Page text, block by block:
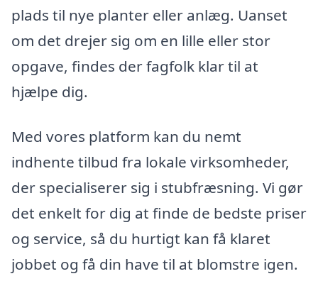
plads til nye planter eller anlæg. Uanset
om det drejer sig om en lille eller stor
opgave, findes der fagfolk klar til at
hjælpe dig.
Med vores platform kan du nemt
indhente tilbud fra lokale virksomheder,
der specialiserer sig i stubfræsning. Vi gør
det enkelt for dig at finde de bedste priser
og service, så du hurtigt kan få klaret
jobbet og få din have til at blomstre igen.